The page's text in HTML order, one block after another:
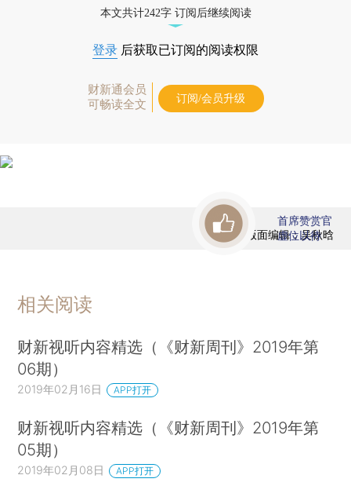
本文共计242字 订阅后继续阅读
登录 后获取已订阅的阅读权限
财新通会员
可畅读全文
订阅/会员升级
版面编辑：吴秋晗
首席赞赏官
虚位以待
相关阅读
财新视听内容精选（《财新周刊》2019年第
06期）
2019年02月16日 APP打开
财新视听内容精选（《财新周刊》2019年第
05期）
2019年02月08日 APP打开